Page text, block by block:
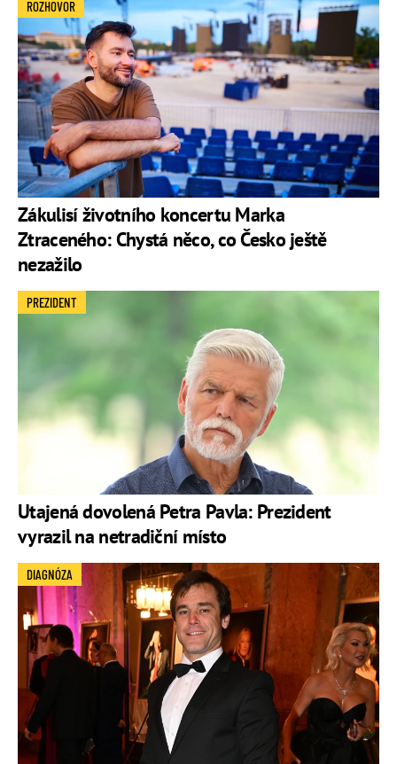
Zákulisí životního koncertu Marka
Ztraceného: Chystá něco, co Česko ještě
nezažilo
ROZHOVOR
Utajená dovolená Petra Pavla: Prezident
vyrazil na netradiční místo
PREZIDENT
DIAGNÓZA